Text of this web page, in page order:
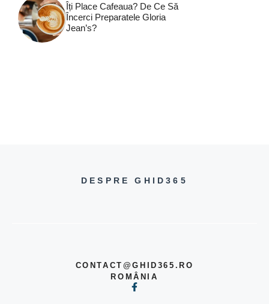
Îți Place Cafeaua? De Ce Să
Încerci Preparatele Gloria
Jean’s?
DESPRE GHID365
CONTACT@GHID365.RO
ROMÂNIA